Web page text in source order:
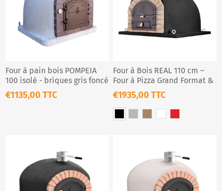
Four à pain bois POMPEIA
100 isolé - briques gris foncé
€1135,00 TTC
Four à Bois REAL 110 cm –
Four à Pizza Grand Format &
Rôtissoire
€1935,00 TTC